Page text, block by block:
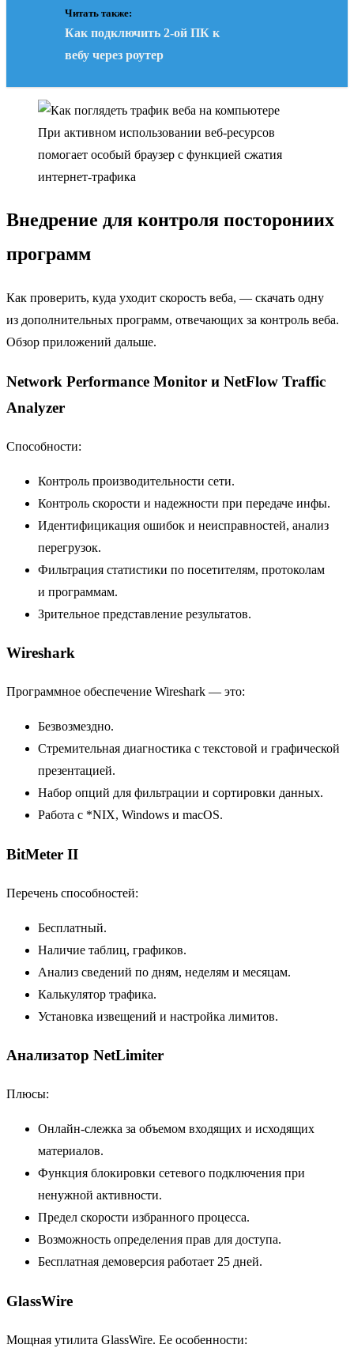
Читать также:
Как подключить 2-ой ПК к
вебу через роутер
При активном использовании веб-ресурсов
помогает особый браузер с функцией сжатия
интернет-трафика
Внедрение для контроля посторониих
программ
Как проверить, куда уходит скорость веба, — скачать одну
из дополнительных программ, отвечающих за контроль веба.
Обзор приложений дальше.
Network Performance Monitor и NetFlow Traffic
Analyzer
Способности:
Контроль производительности сети.
Контроль скорости и надежности при передаче инфы.
Идентифицикация ошибок и неисправностей, анализ
перегрузок.
Фильтрация статистики по посетителям, протоколам
и программам.
Зрительное представление результатов.
Wireshark
Программное обеспечение Wireshark — это:
Безвозмездно.
Стремительная диагностика с текстовой и графической
презентацией.
Набор опций для фильтрации и сортировки данных.
Работа с *NIX, Windows и macOS.
BitMeter II
Перечень способностей:
Бесплатный.
Наличие таблиц, графиков.
Анализ сведений по дням, неделям и месяцам.
Калькулятор трафика.
Установка извещений и настройка лимитов.
Анализатор NetLimiter
Плюсы:
Онлайн-слежка за объемом входящих и исходящих
материалов.
Функция блокировки сетевого подключения при
ненужной активности.
Предел скорости избранного процесса.
Возможность определения прав для доступа.
Бесплатная демоверсия работает 25 дней.
GlassWire
Мощная утилита GlassWire. Ее особенности: